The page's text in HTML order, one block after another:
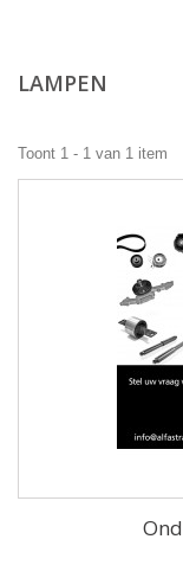
LAMPEN
Toont 1 - 1 van 1 item